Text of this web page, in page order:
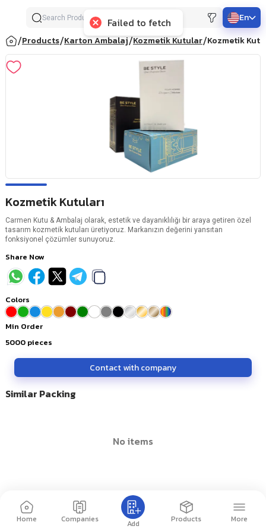
En
/Products/Karton Ambalaj/Kozmetik Kutular/Kozmetik
Kozmetik Kutuları
Carmen Kutu & Ambalaj olarak, estetik ve dayanıklılığı bir araya getiren özel
tasarım kozmetik kutuları üretiyoruz. Markanızın değerini yansıtan
fonksiyonel çözümler sunuyoruz.
Share Now
Colors
Min Order
5000 pieces
Contact with company
Similar Packing
no items
Home Companies Add Products More
Failed to fetch